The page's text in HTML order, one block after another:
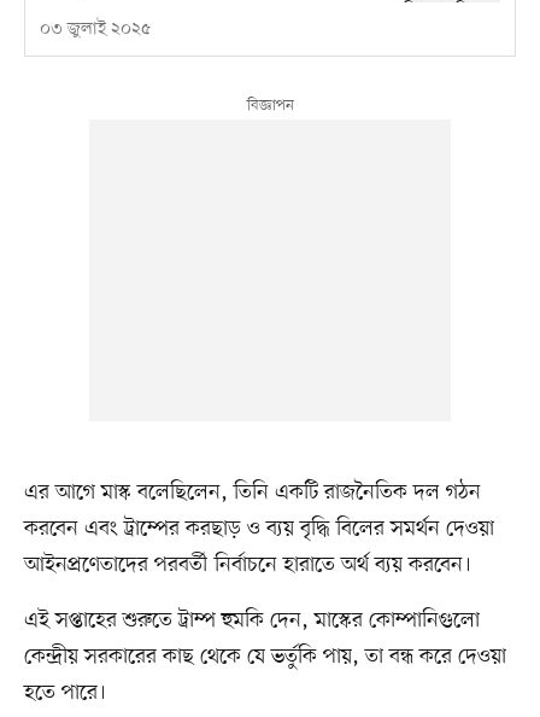
০৩ জুলাই ২০২৫
এর আগে মাস্ক বলেছিলেন, তিনি একটি রাজনৈতিক দল গঠন
করবেন এবং ট্রাম্পের করছাড় ও ব্যয় বৃদ্ধি বিলের সমর্থন দেওয়া
আইনপ্রণেতাদের পরবর্তী নির্বাচনে হারাতে অর্থ ব্যয় করবেন।
এই সপ্তাহের শুরুতে ট্রাম্প হুমকি দেন, মাস্কের কোম্পানিগুলো
কেন্দ্রীয় সরকারের কাছ থেকে যে ভর্তুকি পায়, তা বন্ধ করে দেওয়া
হতে পারে।